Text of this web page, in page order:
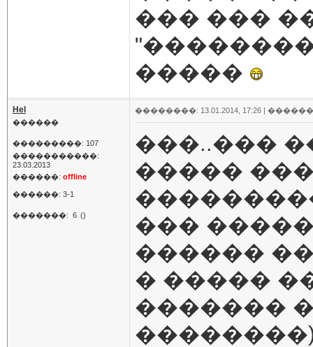
��� ���
�����
Hel
������
���������: 107
�����������:
23.03.2013
������: offline
������: 3-1
�������: 6 ()
��������: 13.01.2014, 17:26 |
���..���
�����
���
������
� �����
�������
��������).